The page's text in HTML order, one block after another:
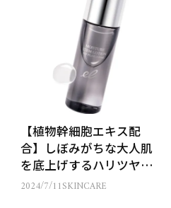
【植物幹細胞エキス配
合】しぼみがちな大人肌
を底上げするハリツヤ化
粧水
2024/7/11SKINCARE